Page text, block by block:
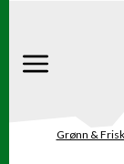
Du er her
Grønn & Frisk